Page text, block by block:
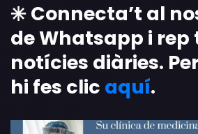
✳️Connecta’t al
de Whatsapp i rep
notícies diàries.
hi fes clic aquí.